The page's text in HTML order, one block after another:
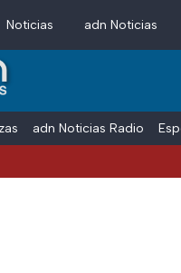
Noticias adn Noticias
adn Noticias Radio